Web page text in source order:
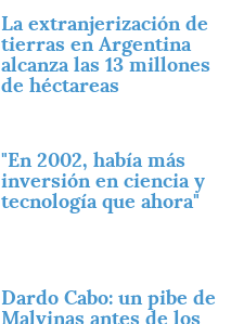
La extranjerización de
tierras en Argentina
alcanza las 13 millones
de héctareas
"En 2002, había más
inversión en ciencia y
tecnología que ahora"
Dardo Cabo: un pibe de
Malvinas antes de los